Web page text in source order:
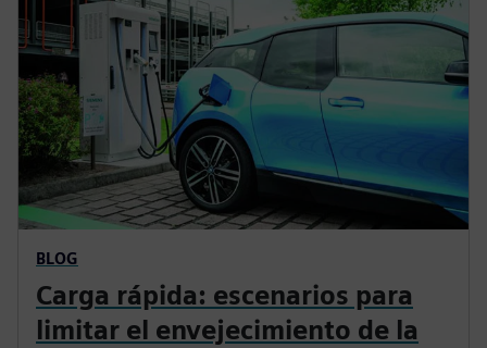
BLOG
Carga rápida: escenarios para
limitar el envejecimiento de la